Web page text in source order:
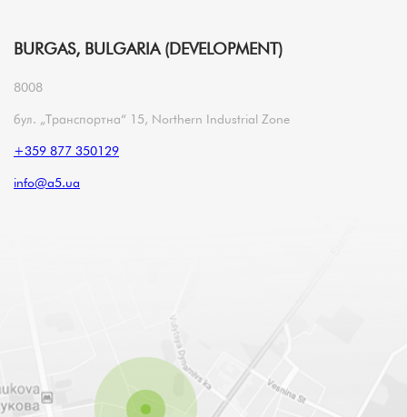
BURGAS, BULGARIA (DEVELOPMENT)
8008
бул. „Транспортна“ 15, Northern Industrial Zone
+359 877 350129
info@a5.ua